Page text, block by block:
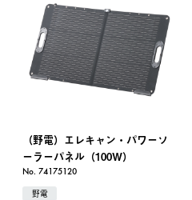
（野電）エレキャン・パワーソ
ーラーパネル（100W）
No. 74175120
野電